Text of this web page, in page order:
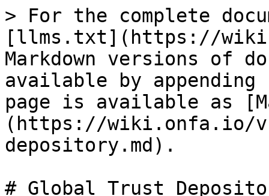
> For the complete
[llms.txt](https://
Markdown versions of
available by
page is available as
(https://wiki.onfa.io/
depository.md).
# Global Trust